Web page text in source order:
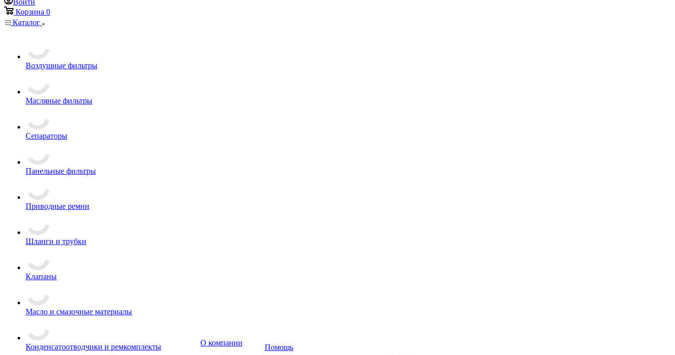
Войти
Корзина 0
Каталог
Воздушные фильтры
Масляные фильтры
Сепараторы
Панельные фильтры
Приводные ремни
Шланги и трубки
Клапаны
Масло и смазочные материалы
Конденсатоотводчики и ремкомплекты
О компании
Помощь